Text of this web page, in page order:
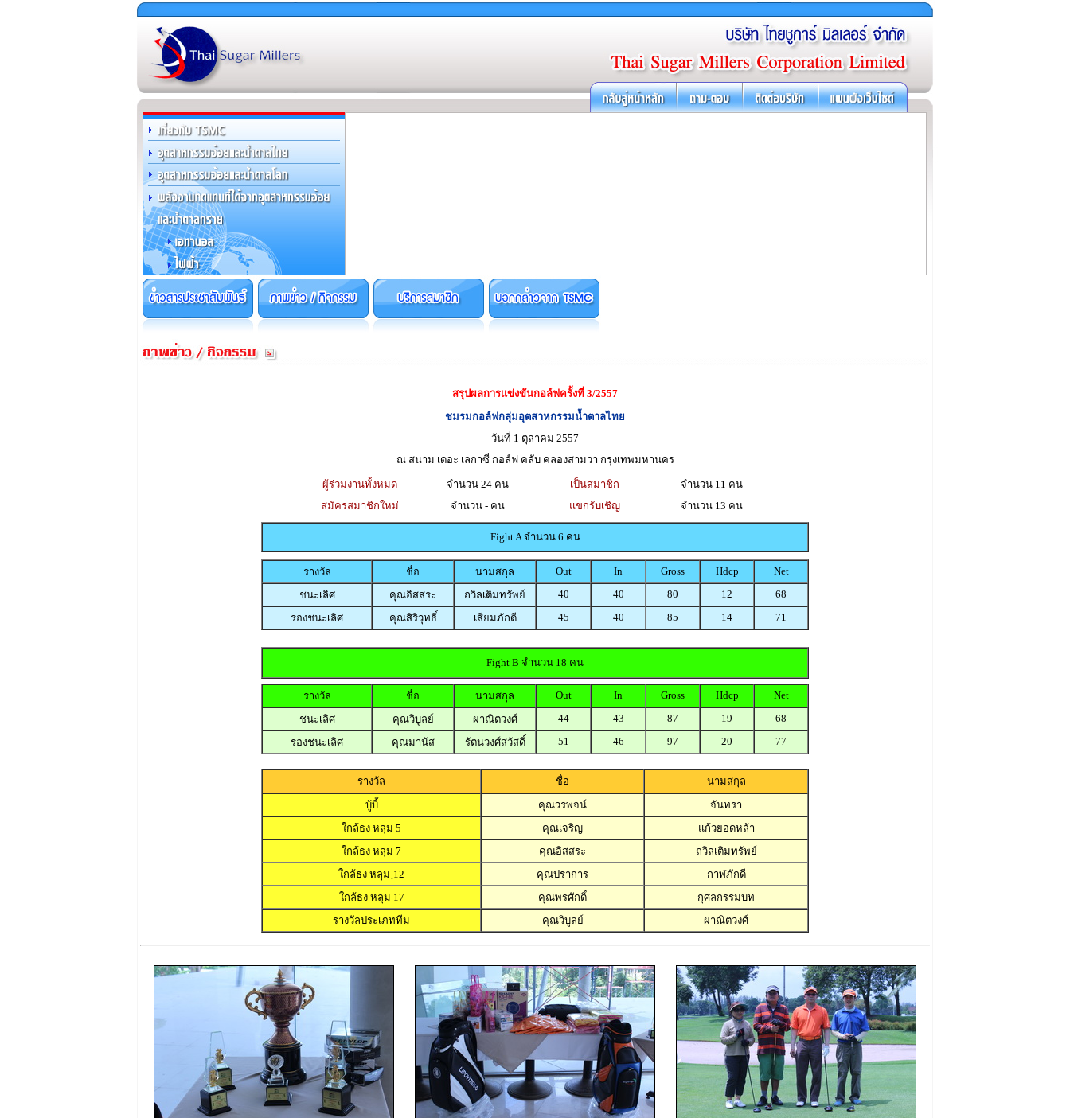
สรุปผลการแข่งขันกอล์ฟครั้งที่ 3/2557
ชมรมกอล์ฟกลุ่มอุตสาหกรรมน้ำตาลไทย
วันที่ 1 ตุลาคม 2557
ณ สนาม เดอะ เลกาซี่ กอล์ฟ คลับ คลองสามวา กรุงเทพมหานคร
ผู้ร่วมงานทั้งหมด จำนวน 24 คน เป็นสมาชิก
จำนวน 11 คน
สมัครสมาชิกใหม่
จำนวน - คน แขกรับเชิญ จำนวน 13 คน
Fight A จำนวน 6 คน
รางวัล ชื่อ นามสกุล Out In Gross Hdcp
Net
ชนะเลิศ
คุณอิสสระ ถวิลเติมทรัพย์ 40 40 80 12
68
รองชนะเลิศ
คุณสิริวุทธิ์ เสียมภักดี 45 40 85 14 71
Fight B จำนวน 18 คน
รางวัล ชื่อ นามสกุล Out In Gross Hdcp
Net
ชนะเลิศ
คุณวิบูลย์ ผาณิตวงศ์ 44 43 87 19
68
รองชนะเลิศ
คุณมานัส รัตนวงศ์สวัสดิ์ 51 46 97 20 77
รางวัล ชื่อ
นามสกุล
บู้บี้
คุณวรพจน์
จันทรา
ใกล้ธง หลุม 5
คุณเจริญ
แก้วยอดหล้า
ใกล้ธง หลุม 7
คุณอิสสระ
ถวิลเติมทรัพย์
ใกล้ธง หลุม ฺ12
คุณปราการ
กาฬภักดี
ใกล้ธง หลุม 17
คุณพรศักดิ์
กุศลกรรมบท
รางวัลประเภททีม
คุณวิบูลย์ ผาณิตวงศ์